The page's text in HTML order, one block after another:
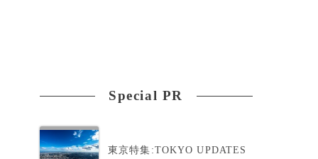
Special PR
東京特集:TOKYO UPDATES